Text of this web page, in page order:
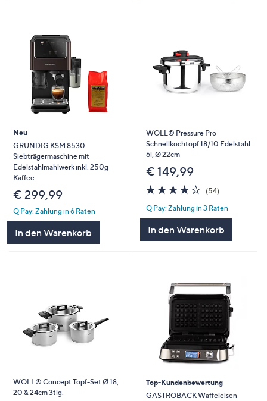
Neu
GRUNDIG KSM 8530
Siebträgermaschine mit
Edelstahlmahlwerk inkl. 250g
Kaffee
€ 299,99
Q Pay: Zahlung in 6 Raten
In den Warenkorb
WOLL® Pressure Pro
Schnellkochtopf 18/10 Edelstahl
6l, Ø 22cm
€ 149,99
4.3
von
5
(54)54
Q Pay: Zahlung in 3 Raten
In den Warenkorb
WOLL® Concept Topf-Set Ø 18,
20 & 24cm 3tlg.
Top-Kundenbewertung
GASTROBACK Waffeleisen